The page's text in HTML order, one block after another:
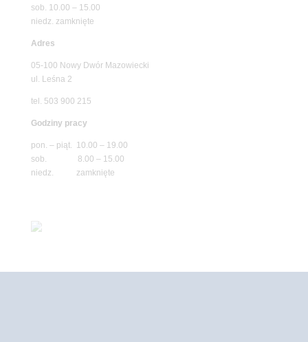
sob. 10.00 – 15.00
niedz. zamknięte
Adres
05-100 Nowy Dwór Mazowiecki
ul. Leśna 2
tel. 503 900 215
Godziny pracy
pon. – piąt. 10.00 – 19.00
sob. 8.00 – 15.00
niedz. zamknięte